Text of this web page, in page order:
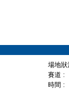
場地
賽道 :
時間 :